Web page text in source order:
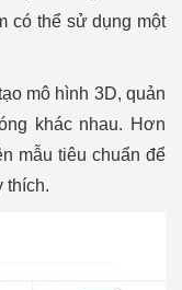
có thể sử dụng một
mô hình 3D, quản
khác nhau. Hơn
mẫu tiêu chuẩn để
thích.